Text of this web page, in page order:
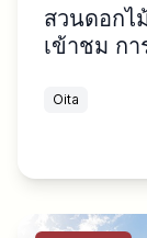
สวนดอกไ
เข้าชม กา
Oita